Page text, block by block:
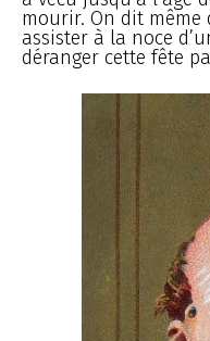
mourir. On dit même
assister à la noce
déranger cette fête